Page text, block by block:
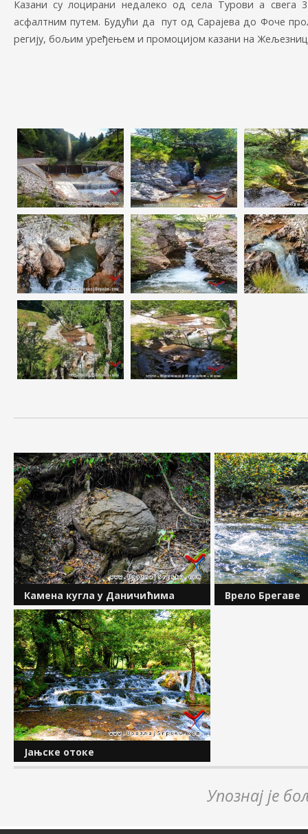
Казани су лоцирани недалеко од села Турови а
асфалтним путем. Будући да пут од Сарајева до Фоче
регију, бољим уређењем и промоцијом казани на
Камена кугла у Даничићима
Камене кугле представљају један од
најзагонетнијих феномена у свијету,
а пронађене су у многим земљама
попут Мексика, Костарике, Египта,
Казахстана, САД-а и Босне и
Херцеговине. У нашој...
Врело Брегаве
Јањске отоке
Српске. Поред Јањске прашуме,
Упознај је